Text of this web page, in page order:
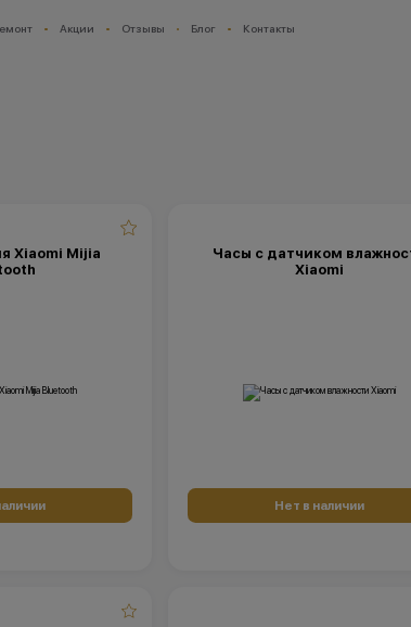
Акции Отзывы Блог Контакты
Xiaomi Mijia
Часы с датчиком
Xiaomi
Нет в наличии